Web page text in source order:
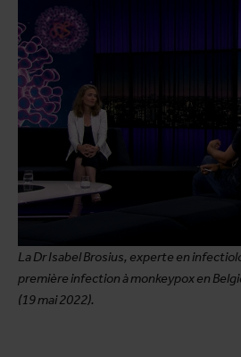
La Dr Isabel Brosius, experte en
première infection à monkeypox en
(19 mai 2022).